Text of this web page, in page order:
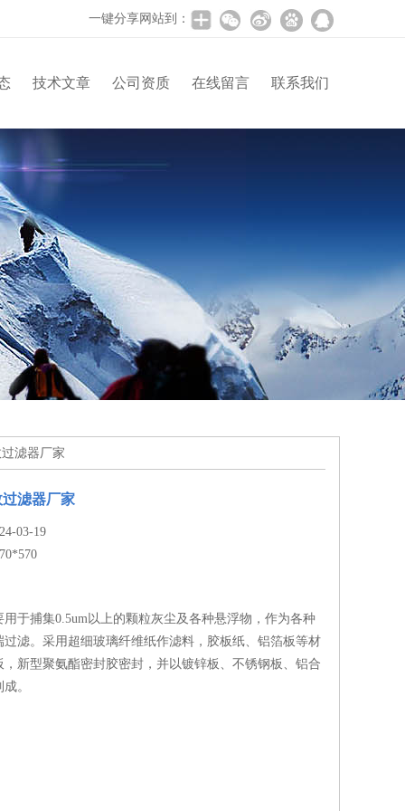
一键分享网站到：
技术文章 公司资质 在线留言 联系我们
滤器厂家
滤器厂家
03-19
用于捕集0.5um以上的颗粒灰尘及各种悬浮物，作为各种
过滤。采用超细玻璃纤维纸作滤料，胶板纸、铝箔板等材
，新型聚氨酯密封胶密封，并以镀锌板、不锈钢板、铝合
。